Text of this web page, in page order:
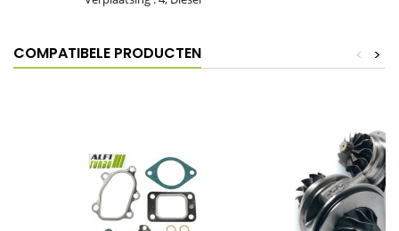
COMPATIBELE PRODUCTEN >
<